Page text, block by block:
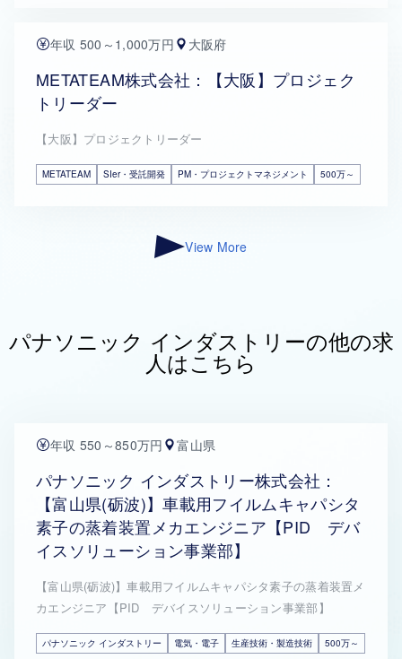
年収 500～1,000万円 大阪府
METATEAM株式会社：【大阪】プロジェク
トリーダー
【大阪】プロジェクトリーダー
METATEAM SIer・受託開発 PM・プロジェクトマネジメント 500万～
View More
パナソニック インダストリーの他の求
人はこちら
年収 550～850万円 富山県
パナソニック インダストリー株式会社：
【富山県(砺波)】車載用フイルムキャパシタ
素子の蒸着装置メカエンジニア【PID デバ
イスソリューション事業部】
【富山県(砺波)】車載用フイルムキャパシタ素子の蒸着装置メ
カエンジニア【PID デバイスソリューション事業部】
パナソニック インダストリー 電気・電子 生産技術・製造技術 500万～